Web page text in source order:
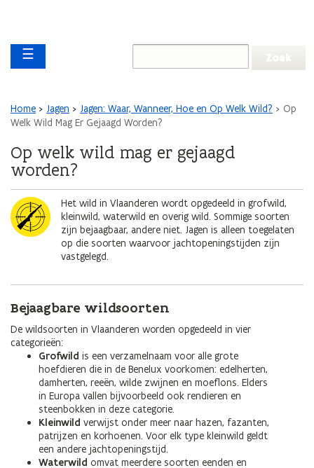
gaan
Main navigation
☰
Kruimelpad
Home Jagen Jagen: Waar, Wanneer, Hoe en Op Welk Wild?
Op
Welk Wild Mag Er Gejaagd Worden?
Op welk wild mag er gejaagd
worden?
AfbeeldingHet wild in Vlaanderen wordt opgedeeld in grofwild,
kleinwild, waterwild en overig wild. Sommige soorten
zijn bejaagbaar, andere niet. Jagen is alleen toegelaten
op die soorten waarvoor jachtopeningstijden zijn
vastgelegd.
Bejaagbare wildsoorten
De wildsoorten in Vlaanderen worden opgedeeld in vier
categorieën:
Grofwild is een verzamelnaam voor alle grote
hoefdieren die in de Benelux voorkomen: edelherten,
damherten, reeën, wilde zwijnen en moeflons. Elders
in Europa vallen bijvoorbeeld ook rendieren en
steenbokken in deze categorie.
Kleinwild verwijst onder meer naar hazen, fazanten,
patrijzen en korhoenen. Voor elk type kleinwild geldt
een andere jachtopeningstijd.
Waterwild omvat meerdere soorten eenden en